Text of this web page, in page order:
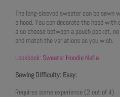
The long-sleeved sweater can be sewn
a hood. You can decorate the hood
also choose between a pouch pocket,
and match the variations as you wish.
Lookbook: Sweater Hoodie Nafia
Sewing Difficulty: Easy:
Requires some experience (2 out of 4)